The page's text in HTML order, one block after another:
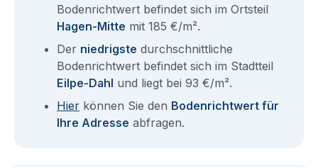
Bodenrichtwert befindet sich im Ortsteil
Hagen-Mitte mit 185 €/m².
Der niedrigste durchschnittliche
Bodenrichtwert befindet sich im Stadtteil
Eilpe-Dahl und liegt bei 93 €/m².
Hier können Sie den Bodenrichtwert für
Ihre Adresse abfragen.